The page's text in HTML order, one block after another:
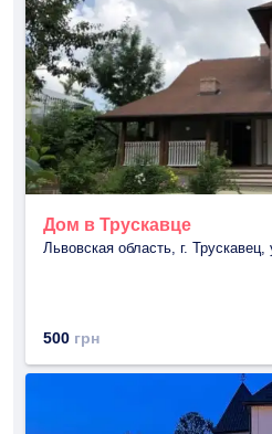
Дом в Трускавце
Львовская область, г.
500 грн